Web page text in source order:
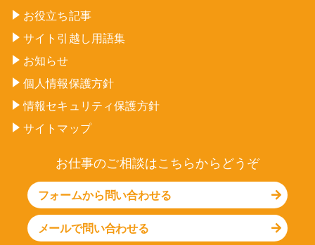
お役立ち記事
サイト引越し用語集
お知らせ
個人情報保護方針
情報セキュリティ保護方針
サイトマップ
お仕事のご相談はこちらからどうぞ
フォームから問い合わせる
メールで問い合わせる